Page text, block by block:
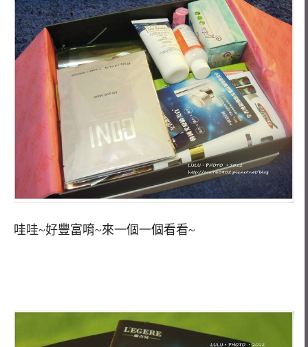
哇哇~好豐富唷~來一個一個看看~